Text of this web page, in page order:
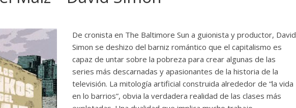
De cronista en The Baltimore Sun a guionista y productor, David
Simon se deshizo del barniz romántico que el capitalismo es
capaz de untar sobre la pobreza para crear algunas de las
series más descarnadas y apasionantes de la historia de la
televisión. La mitología artificial construida alrededor de “la vida
en lo barrios”, obvia la verdadera realidad de las clases más